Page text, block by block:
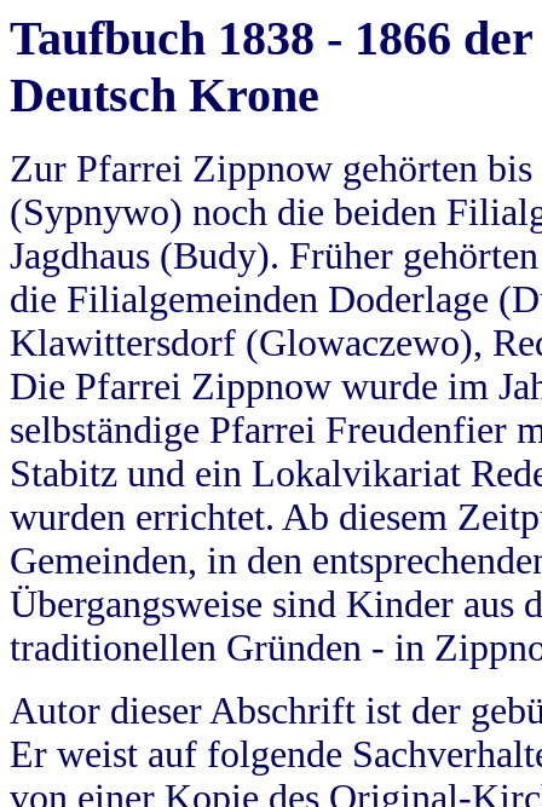
Taufbuch 1838 - 1866
Deutsch Krone
Zur Pfarrei Zippnow gehörten
(Sypnywo) noch die beiden
Jagdhaus (Budy). Früher
die Filialgemeinden Doderlage
Klawittersdorf (Glowaczewo),
Die Pfarrei Zippnow wurde im
selbständige Pfarrei Freudenfier
Stabitz und ein Lokalvikariat
wurden errichtet. Ab diesem
Gemeinden, in den
Übergangsweise sind Kinder aus
traditionellen Gründen - in
Autor dieser Abschrift ist der
Er weist auf folgende
von einer Kopie des Original-